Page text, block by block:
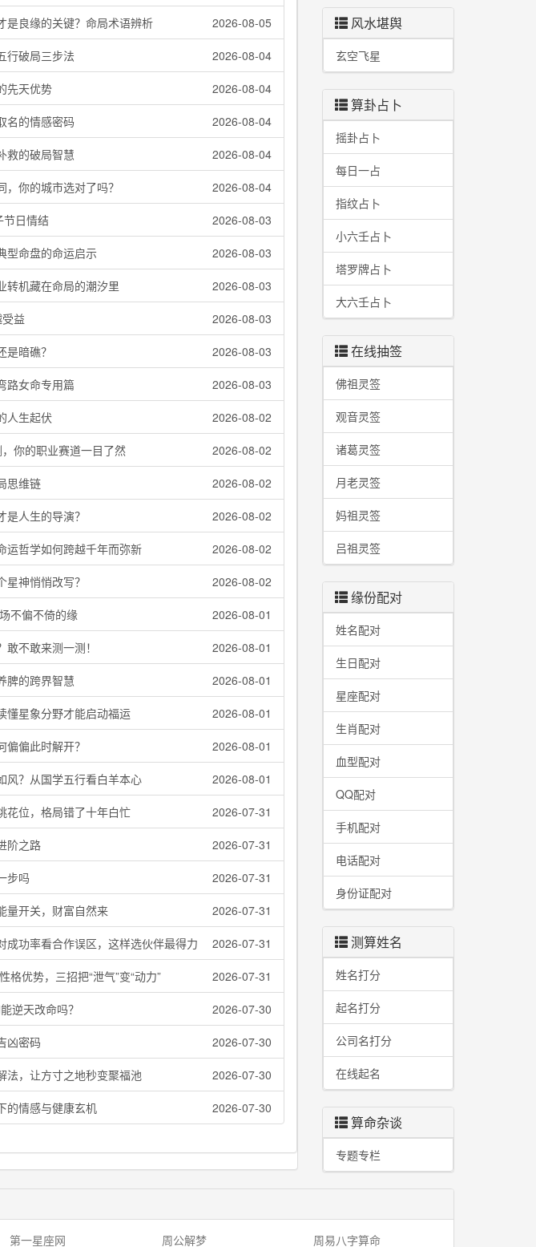
是良缘的关键？命局术语辨析 2026-08-05
行破局三步法 2026-08-04
先天优势 2026-08-04
名的情感密码 2026-08-04
救的破局智慧 2026-08-04
，你的城市选对了吗？ 2026-08-04
节日情结 2026-08-03
型命盘的命运启示 2026-08-03
转机藏在命局的潮汐里 2026-08-03
益 2026-08-03
暗礁？ 2026-08-03
路女命专用篇 2026-08-03
人生起伏 2026-08-02
你的职业赛道一目了然 2026-08-02
思维链 2026-08-02
是人生的导演？ 2026-08-02
运哲学如何跨越千年而弥新 2026-08-02
星神悄悄改写？ 2026-08-02
不偏不倚的缘 2026-08-01
不敢来测一测！ 2026-08-01
脾的跨界智慧 2026-08-01
懂星象分野才能启动福运 2026-08-01
偏偏此时解开？ 2026-08-01
风？从国学五行看白羊本心 2026-08-01
花位，格局错了十年白忙 2026-07-31
阶之路 2026-07-31
步吗 2026-07-31
量开关，财富自然来 2026-07-31
成功率看合作误区，这样选伙伴最得力 2026-07-31
格优势，三招把“泄气”变“动力” 2026-07-31
逆天改命吗？ 2026-07-30
凶密码 2026-07-30
法，让方寸之地秒变聚福池 2026-07-30
的情感与健康玄机 2026-07-30
风水堪舆
玄空飞星
算卦占卜
摇卦占卜
每日一占
指纹占卜
小六壬占卜
塔罗牌占卜
大六壬占卜
在线抽签
佛祖灵签
观音灵签
诸葛灵签
月老灵签
妈祖灵签
吕祖灵签
缘份配对
姓名配对
生日配对
星座配对
生肖配对
血型配对
QQ配对
手机配对
电话配对
身份证配对
测算姓名
姓名打分
起名打分
公司名打分
在线起名
算命杂谈
专题专栏
第一星座网 周公解梦 周易八字算命